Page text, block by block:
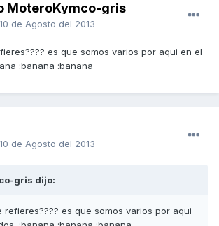
MoteroKymco-gris
10 de Agosto del 2013
es que somos varios por aqui en el
:banana :banana
10 de Agosto del 2013
gris dijo:
refieres???? es que somos varios por aqui